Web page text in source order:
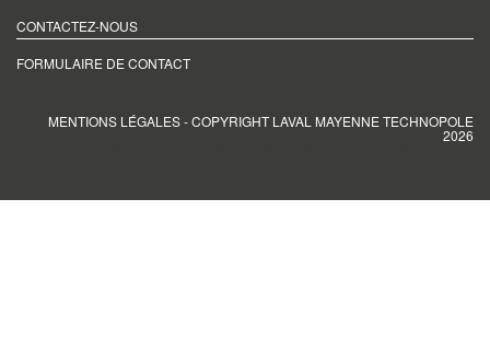
CONTACTEZ-NOUS
FORMULAIRE DE CONTACT
MENTIONS LÉGALES- COPYRIGHT LAVAL MAYENNE TECHNOPOLE
2026